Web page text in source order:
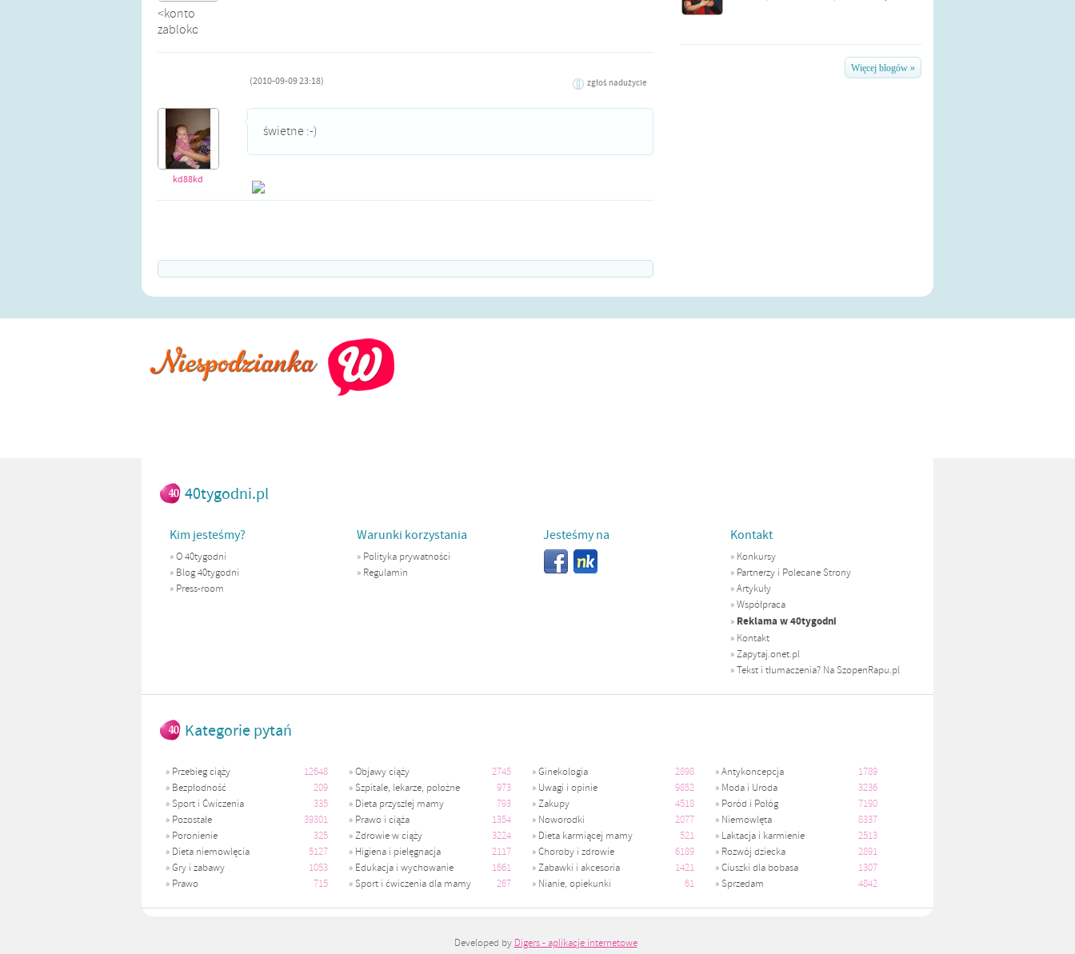
<konto
zablokowane>
(2010-09-09 23:18) zgłoś nadużycie
kd88kd
świetne :-)
Więcej blogów »
40tygodni.pl
Kim jesteśmy?
»O 40tygodni
» Blog 40tygodni
» Press-room
Warunki korzystania
» Polityka prywatności
» Regulamin
Jesteśmy na Kontakt
» Konkursy
» Partnerzy i Polecane Strony
»Artykuły
»Współpraca
» Reklama w 40tygodni
» Kontakt
»Zapytaj.onet.pl
»Tekst i tłumaczenia? Na SzopenRapu.pl
Kategorie pytań
» Przebieg ciąży 12648 »Objawy ciąży 2745 »Ginekologia 2898 »Antykoncepcja
1789
» Bezpłodność 209 »Szpitale, lekarze, położne 973 » Uwagi i opinie 9852 » Moda i Uroda
3236
»Sport i Ćwiczenia 335 » Dieta przyszłej mamy 793 »Zakupy 4518 » Poród i Połóg
7190
» Pozostałe 39301 » Prawo i ciąża 1354 » Noworodki 2077 » Niemowlęta
8337
» Poronienie 325 »Zdrowie w ciąży 3224 » Dieta karmiącej mamy 521 » Laktacja i karmienie
2513
» Dieta niemowlęcia 5127 » Higiena i pielęgnacja 2117 »Choroby i zdrowie 6189 » Rozwój dziecka
2891
»Gry i zabawy 1053 » Edukacja i wychowanie 1661 »Zabawki i akcesoria 1421 »Ciuszki dla bobasa
1307
» Prawo 715 »Sport i ćwiczenia dla mamy 267 » Nianie, opiekunki 61 »Sprzedam 4842
Developed by Digers - aplikacje internetowe